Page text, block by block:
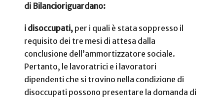
di Bilancioriguardano:
i disoccupati, per i quali è stata soppresso il
requisito dei tre mesi di attesa dalla
conclusione dell’ammortizzatore sociale.
Pertanto, le lavoratrici e i lavoratori
dipendenti che si trovino nella condizione di
disoccupati possono presentare la domanda di